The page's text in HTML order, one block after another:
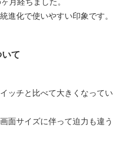
月経ちました。
進化で使いやすい印象です。
て
ッチと比べて大きくなってい
面サイズに伴って迫力も違う